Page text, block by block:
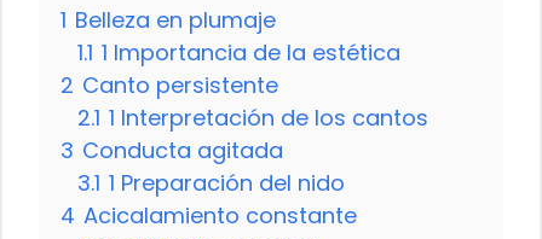
1 Belleza en plumaje
1.1 1 Importancia de la estética
2 Canto persistente
2.1 1 Interpretación de los cantos
3 Conducta agitada
3.1 1 Preparación del nido
4 Acicalamiento constante